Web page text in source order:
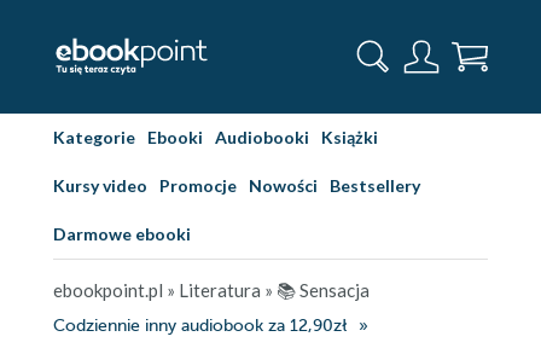
Kategorie Ebooki Audiobooki Książki
Kursy video Promocje Nowości Bestsellery
Darmowe ebooki
ebookpoint.pl » Literatura » 📚 Sensacja
Codziennie inny audiobook za 12,90zł